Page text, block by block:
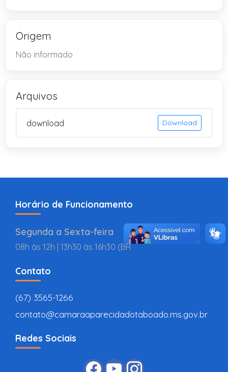
Origem
Não informado
Arquivos
download Download
Horário de Funcionamento
Segunda a Sexta-feira
08h às 12h | 13h30 às 16h30 (BR
Contato
(67) 3565-1266
contato@camaraaparecidadotaboado.ms.gov.br
Redes Sociais